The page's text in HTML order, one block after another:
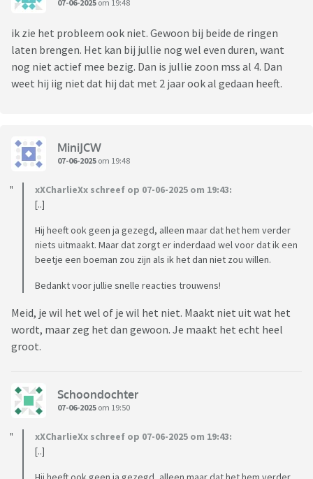
07-06-2025 om 19:48
ik zie het probleem ook niet. Gewoon bij beide de ringen
laten brengen. Het kan bij jullie nog wel even duren, want
nog niet actief mee bezig. Dan is jullie zoon mss al 4. Dan
weet hij iig niet dat hij dat met 2 jaar ook al gedaan heeft.
MiniJCW
07-06-2025 om 19:48
xXCharlieXx schreef op 07-06-2025 om 19:43:
[..]
Hij heeft ook geen ja gezegd, alleen maar dat het hem verder
niets uitmaakt. Maar dat zorgt er inderdaad wel voor dat ik een
beetje een boeman zou zijn als ik het dan niet zou willen.
Bedankt voor jullie snelle reacties trouwens!
Meid, je wil het wel of je wil het niet. Maakt niet uit wat het
wordt, maar zeg het dan gewoon. Je maakt het echt heel
groot.
Schoondochter
07-06-2025 om 19:50
xXCharlieXx schreef op 07-06-2025 om 19:43:
[..]